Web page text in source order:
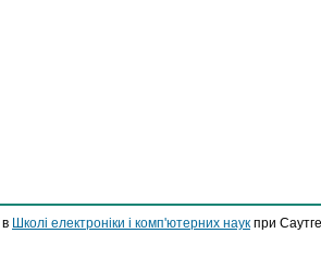
в Школі електроніки і комп'ютерних наук при